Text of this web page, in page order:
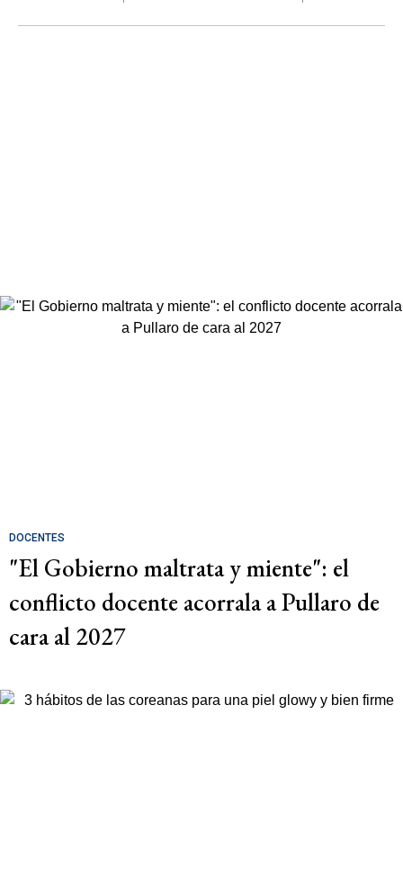
DOCENTES
"El Gobierno maltrata y miente": el
conflicto docente acorrala a Pullaro de
cara al 2027